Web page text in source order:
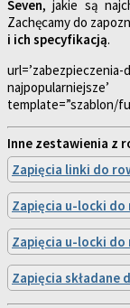
Seven, jakie są
Zachęcamy do
i ich specyfikacją.
template=”szablon/
Inne zestawienia z
Zapięcia linki do
Zapięcia u-locki do
Zapięcia u-locki do
Zapięcia składane